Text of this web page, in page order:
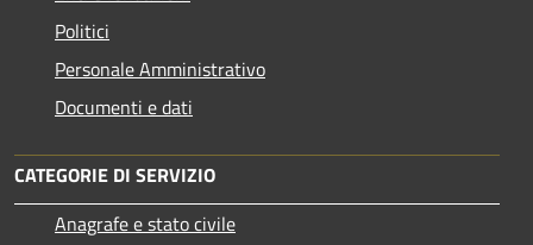
Politici
Personale Amministrativo
Documenti e dati
CATEGORIE DI SERVIZIO
Anagrafe e stato civile